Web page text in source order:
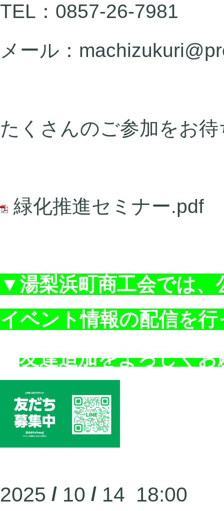
TEL：0857-26-7981
メール：
たくさんのご参加をお
緑化推進セミナー.pdf
▼湯梨浜町商工会では、
イベント情報の配信を
友達追加をよろしく
2025 / 10 / 14 18:00